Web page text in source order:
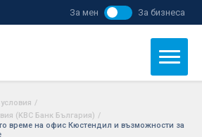
За мен За бизнеса
/
(KBC Банк България) /
време на офис Кюстендил и възможности за